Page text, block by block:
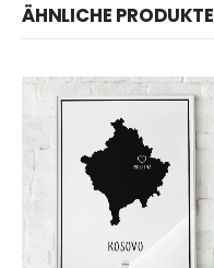
ÄHNLICHE PRODUKTE